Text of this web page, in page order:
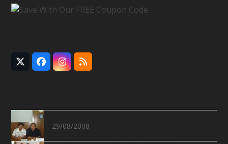
Twitter
(deprecated)
Facebook
Instagram
RSS
29/08/2008